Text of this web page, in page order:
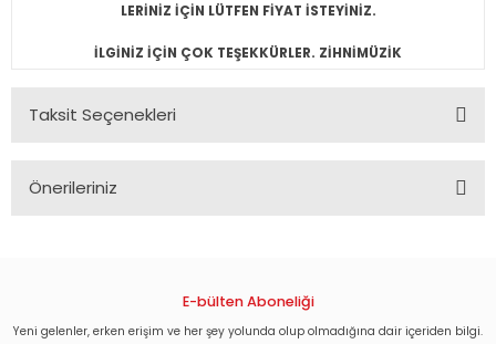
LERİNİZ İÇİN LÜTFEN FİYAT İSTEYİNİZ.
İLGİNİZ İÇİN ÇOK TEŞEKKÜRLER. ZİHNİMÜZİK
Taksit Seçenekleri
Önerileriniz
Görüş ve önerileriniz için teşekkür ederiz.
E-bülten Aboneliği
Yeni gelenler, erken erişim ve her şey yolunda olup olmadığına dair içeriden bilgi.